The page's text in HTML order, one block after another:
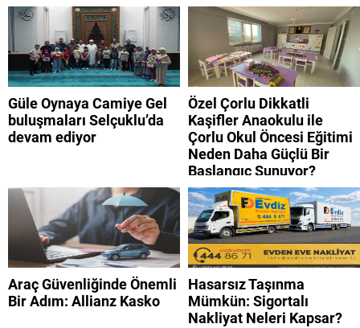
Güle Oynaya Camiye Gel
buluşmaları Selçuklu’da
devam ediyor
Özel Çorlu Dikkatli
Kaşifler Anaokulu ile
Çorlu Okul Öncesi Eğitimi
Neden Daha Güçlü Bir
Başlangıç Sunuyor?
Araç Güvenliğinde Önemli
Bir Adım: Allianz Kasko
Hasarsız Taşınma
Mümkün: Sigortalı
Nakliyat Neleri Kapsar?